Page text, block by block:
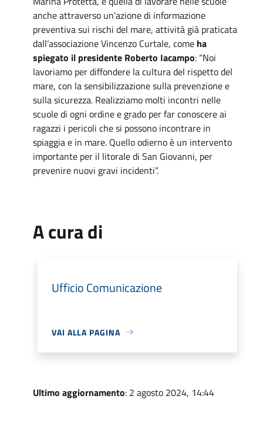
anche attraverso un’azione di informazione
preventiva sui rischi del mare, attività già praticata
dall’associazione Vincenzo Curtale, come ha
spiegato il presidente Roberto Iacampo: “Noi
lavoriamo per diffondere la cultura del rispetto del
mare, con la sensibilizzazione sulla prevenzione e
sulla sicurezza. Realizziamo molti incontri nelle
scuole di ogni ordine e grado per far conoscere ai
ragazzi i pericoli che si possono incontrare in
spiaggia e in mare. Quello odierno è un intervento
importante per il litorale di San Giovanni, per
prevenire nuovi gravi incidenti”.
A cura di
Ufficio Comunicazione
VAI ALLA PAGINA
Ultimo aggiornamento: 2 agosto 2024, 14:44